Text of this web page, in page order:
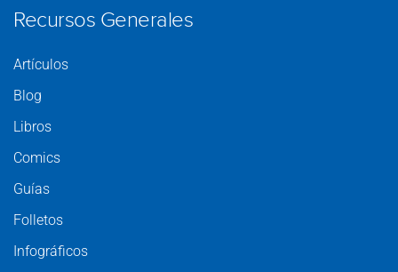
Recursos Generales
Artículos
Blog
Libros
Comics
Guías
Folletos
Infográficos